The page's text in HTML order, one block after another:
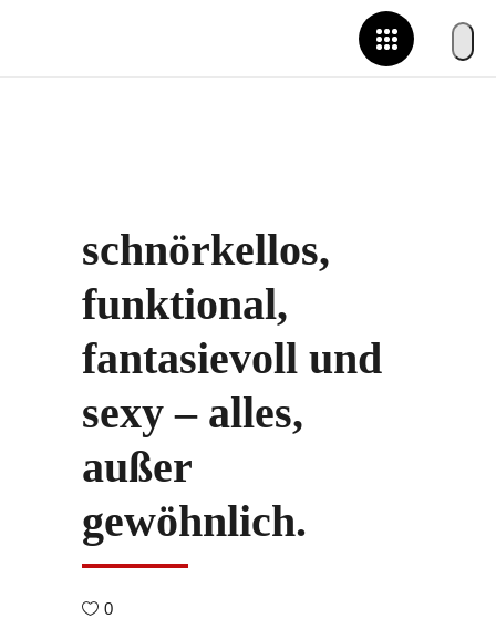
schnörkellos,
funktional,
fantasievoll und
sexy – alles,
außer
gewöhnlich.
0